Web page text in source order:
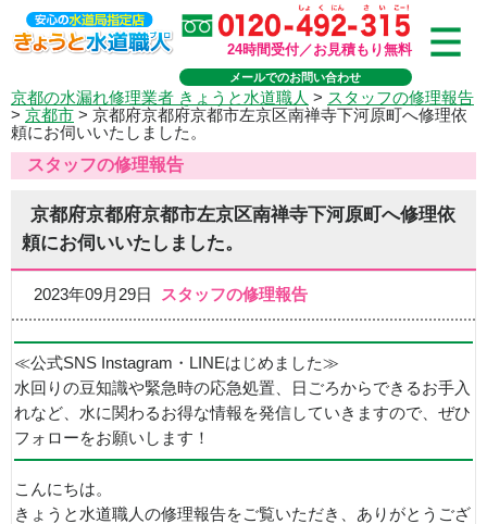
24時間受付／お見積もり無料
メールでのお問い合わせ
京都の水漏れ修理業者 きょうと水道職人 > スタッフの修理報告
> 京都市 > 京都府京都府京都市左京区南禅寺下河原町へ修理依
頼にお伺いいたしました。
スタッフの修理報告
京都府京都府京都市左京区南禅寺下河原町へ修理依
頼にお伺いいたしました。
2023年09月29日 スタッフの修理報告
≪公式SNS Instagram・LINEはじめました≫
水回りの豆知識や緊急時の応急処置、日ごろからできるお手入
れなど、水に関わるお得な情報を発信していきますので、ぜひ
フォローをお願いします！
こんにちは。
きょうと水道職人の修理報告をご覧いただき、ありがとうござ